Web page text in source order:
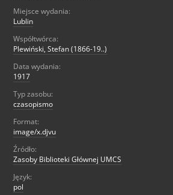
Miejsce wydania:
Lublin
Współtwórca:
Plewiński, Stefan (1866-19..)
Data wydania:
1917
Typ zasobu:
czasopismo
Format:
image/x.djvu
Źródło:
Zasoby Biblioteki Głównej UMCS
Język:
pol